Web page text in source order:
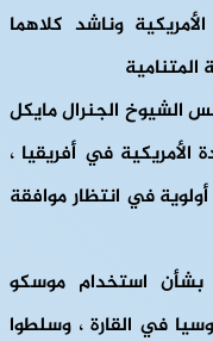
وناشد كلاهما
الشيوخ الجنرال مايكل
الأمريكية في أفريقيا ،
في انتظار موافقة
استخدام موسكو
في القارة ، وسلطوا